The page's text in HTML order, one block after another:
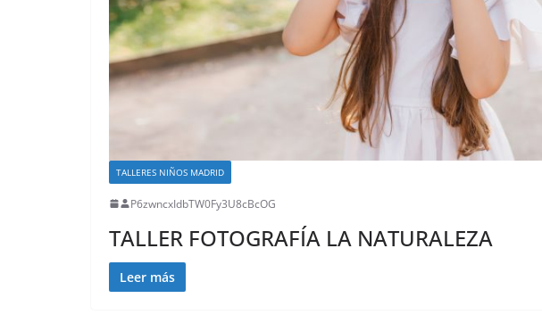
TALLERES NIÑOS MADRID
P6zwncxIdbTW0Fy3U8cBcOG
TALLER FOTOGRAFÍA LA NATURALEZA
Leer más